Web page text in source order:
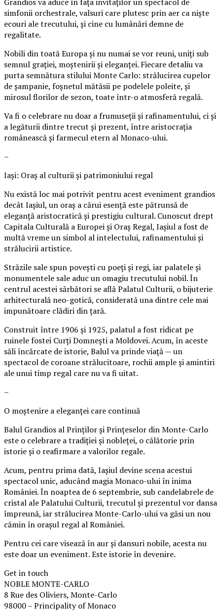
simfonii orchestrale, valsuri care plutesc prin aer ca niște
ecouri ale trecutului, și cine cu lumânări demne de
regalitate.
Nobili din toată Europa și nu numai se vor reuni, uniți sub
semnul grației, moștenirii și eleganței. Fiecare detaliu va
purta semnătura stilului Monte Carlo: strălucirea cupelor
de șampanie, foșnetul mătăsii pe podelele poleite, și
mirosul florilor de sezon, toate într-o atmosferă regală.
Va fi o celebrare nu doar a frumuseții și rafinamentului, ci și
a legăturii dintre trecut și prezent, între aristocrația
românească și farmecul etern al Monaco-ului.
–
Iași: Oraș al culturii și patrimoniului regal
Nu există loc mai potrivit pentru acest eveniment grandios
decât Iașiul, un oraș a cărui esență este pătrunsă de
eleganță aristocratică și prestigiu cultural. Cunoscut drept
Capitala Culturală a Europei și Oraș Regal, Iașiul a fost de
multă vreme un simbol al intelectului, rafinamentului și
strălucirii artistice.
Străzile sale spun povești cu poeți și regi, iar palatele și
monumentele sale aduc un omagiu trecutului nobil. În
centrul acestei sărbători se află Palatul Culturii, o bijuterie
arhitecturală neo-gotică, considerată una dintre cele mai
impunătoare clădiri din țară.
Construit între 1906 și 1925, palatul a fost ridicat pe
ruinele fostei Curți Domnești a Moldovei. Acum, în aceste
săli încărcate de istorie, Balul va prinde viață — un
spectacol de coroane strălucitoare, rochii ample și amintiri
ale unui timp regal care nu va fi uitat.
–
O moștenire a eleganței care continuă
Balul Grandios al Prinților și Prințeselor din Monte-Carlo
este o celebrare a tradiției și nobleței, o călătorie prin
istorie și o reafirmare a valorilor regale.
Acum, pentru prima dată, Iașiul devine scena acestui
spectacol unic, aducând magia Monaco-ului în inima
României. În noaptea de 6 septembrie, sub candelabrele de
cristal ale Palatului Culturii, trecutul și prezentul vor dansa
împreună, iar strălucirea Monte-Carlo-ului va găsi un nou
cămin în orașul regal al României.
Pentru cei care visează în aur și dansuri nobile, acesta nu
este doar un eveniment. Este istorie în devenire.
Get in touch
NOBLE MONTE-CARLO
8 Rue des Oliviers, Monte-Carlo
98000 – Principality of Monaco